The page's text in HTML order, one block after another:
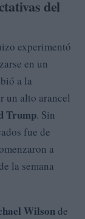
del
experimentó
en un
a la
un alto arancel
Trump. Sin
fue de
a
la semana
Wilsonde